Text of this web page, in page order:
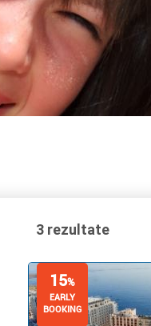
3 rezultate
15%
EARLY
BOOKING